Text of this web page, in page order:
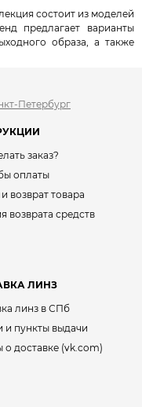
состоит из моделей
предлагает варианты
образа, а также
Петербург
заказ?
оплаты
возврат товара
возврата средств
ЛИНЗ
линз в СПб
и пункты выдачи
о доставке (vk.com)